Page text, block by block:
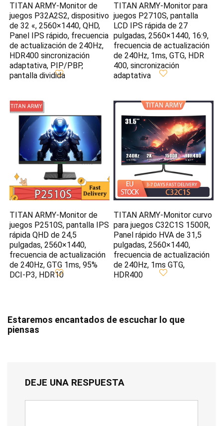
TITAN ARMY-Monitor de
juegos P32A2S2, dispositivo
de 32 «, 2560×1440, QHD,
Panel IPS rápido, frecuencia
de actualización de 240Hz,
HDR400 sincronización
adaptativa, PIP/PBP,
pantalla dividida
TITAN ARMY-Monitor para
juegos P2710S, pantalla
LCD IPS rápida de 27
pulgadas, 2560×1440, 16:9,
frecuencia de actualización
de 240Hz, 1ms, GTG, HDR
400, sincronización
adaptativa
TITAN ARMY-Monitor de
juegos P2510S, pantalla IPS
rápida QHD de 24,5
pulgadas, 2560×1440,
frecuencia de actualización
de 240Hz, GTG 1ms, 95%
DCI-P3, HDR10
TITAN ARMY-Monitor curvo
para juegos C32C1S 1500R,
Panel rápido HVA de 31,5
pulgadas, 2560×1440,
frecuencia de actualización
de 240Hz, 1ms GTG,
HDR400
Estaremos encantados de escuchar lo que
piensas
DEJE UNA RESPUESTA